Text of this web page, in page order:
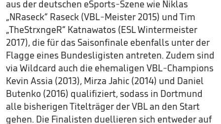
aus der deutschen eSports-Szene wie Niklas
„NRaseck“ Raseck (VBL-Meister 2015) und Tim
„TheStrxngeR“ Katnawatos (ESL Wintermeister
2017), die für das Saisonfinale ebenfalls unter der
Flagge eines Bundesligisten antreten. Zudem sind
via Wildcard auch die ehemaligen VBL-Champions
Kevin Assia (2013), Mirza Jahic (2014) und Daniel
Butenko (2016) qualifiziert, sodass in Dortmund
alle bisherigen Titelträger der VBL an den Start
gehen. Die Finalisten duellieren sich entweder auf